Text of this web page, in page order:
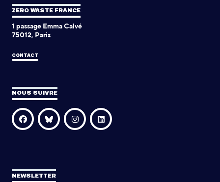
ZERO WASTE FRANCE
1 passage Emma Calvé
75012, Paris
CONTACT
NOUS SUIVRE
NEWSLETTER